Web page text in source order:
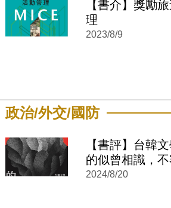
)
)
【書介】獎勵
理
2023/8/9
政治/外交/國防
【書評】台韓
的似曾相識，
視感──《冷戰
別與情感政治
2024/8/20